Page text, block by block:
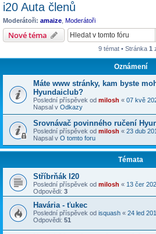
i20 Auta členů
Moderátoři: amaize Moderátoři
Nové téma
9 témat • Stránka 1
Oznámení
Máte www stránky, kam byste
Hyundaiclub?
Poslední příspěvek od milosh « 07 kvě
Napsal v Odkazy
Srovnávač povinného ručení
Poslední příspěvek od milosh « 23 dub
Napsal v O tomto foru
Témata
Stříbrňák I20
Poslední příspěvek od milosh « 13 čer
Odpovědi: 3
Havária - ťukec
Poslední příspěvek od isquash « 24 led
Odpovědi: 51